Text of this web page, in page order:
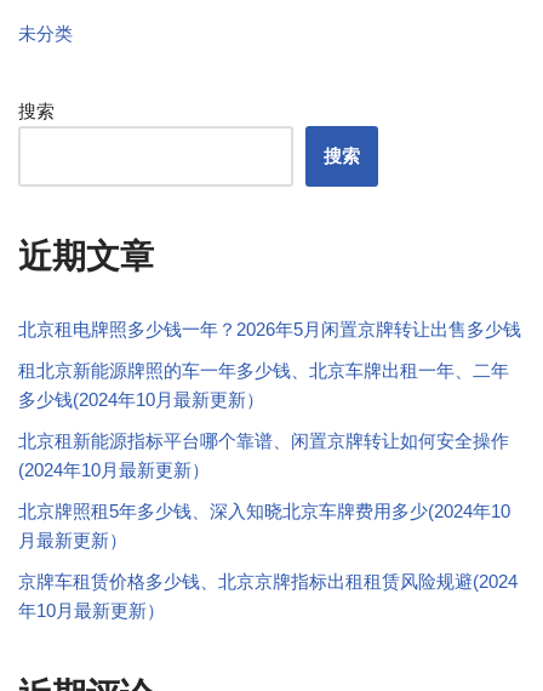
未分类
搜索
搜索
近期文章
北京租电牌照多少钱一年？2026年5月闲置京牌转让出售多少钱
租北京新能源牌照的车一年多少钱、北京车牌出租一年、二年
多少钱(2024年10月最新更新）
北京租新能源指标平台哪个靠谱、闲置京牌转让如何安全操作
(2024年10月最新更新）
北京牌照租5年多少钱、深入知晓北京车牌费用多少(2024年10
月最新更新）
京牌车租赁价格多少钱、北京京牌指标出租租赁风险规避(2024
年10月最新更新）